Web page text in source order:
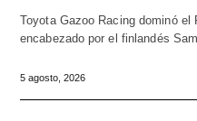
Toyota Gazoo Racing dominó
encabezado por el finlandés
5 agosto, 2026